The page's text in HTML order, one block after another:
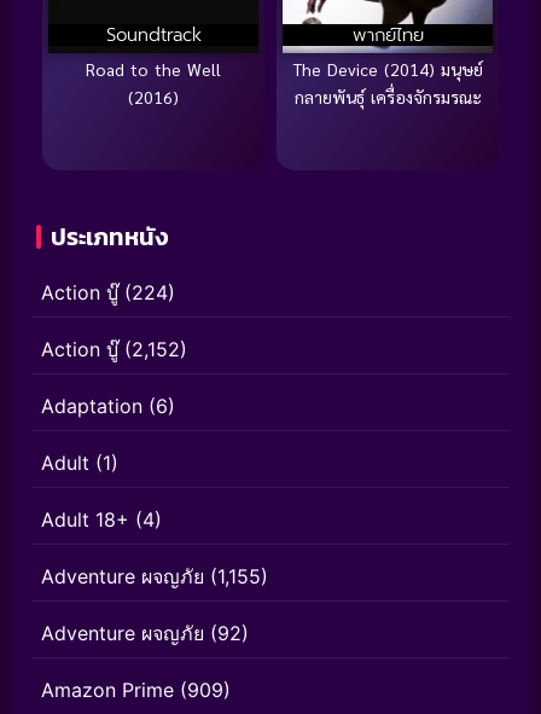
Soundtrack
Road to the Well
(2016)
พากย์ไทย
The Device (2014) มนุษย์
กลายพันธุ์ เครื่องจักรมรณะ
ประเภทหนัง
Action บู๊(224)
Action บู๊(2,152)
Adaptation (6)
Adult (1)
Adult 18+ (4)
Adventure ผจญภัย (1,155)
Adventure ผจญภัย (92)
Amazon Prime (909)